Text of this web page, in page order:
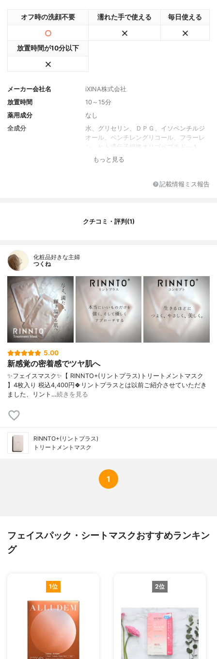
オフ時の洗顔不要 濡れた手で使える 毎日使える
放置時間が10分以下
メーカー会社名
iXINA株式会社
放置時間
10～15分
薬用成分
なし
全成分
水、グリセリン、ＤＰＧ、イソペンチルジ
オール、ペンチレングリコール、フラーレ
ン、ヒト遺伝子組換オリゴペプチド―１、
リンゴ果実培養細胞エキス、ブドウ果実細
解コラーゲン、プラセンタエキス、加水分
ン、ココイルサルコシンＮａ、レシチン、
酸、クエン酸Ｎａ
内容量
28ml×4枚入り
香り
華やかな香り
製造国
日本
内容量のバリエーション
もっと見る
記載情報ミス報告
クチコミ・評判(1)
化粧品好きな主婦
つくね
5.00
新感覚の密着感でツヤ肌へ
✨フェイスマスク✨【 RINNTO+(リントプラス)トリートメントマスク
】4枚入り 税込4,400円🍀リントプラスとは以前ご紹介させていただき
ました、リント…続きを見る
RINNTO+(リントプラス)
トリートメントマスク
1
フェイスパック・シートマスクおすすめランキン
グ
1位 2位